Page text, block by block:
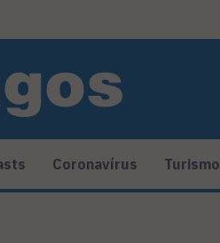
Coronavírus Turismo